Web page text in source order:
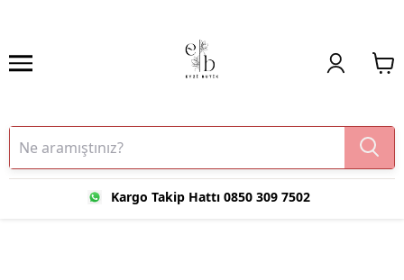
Kargo Takip Hattı 0850 309 7502